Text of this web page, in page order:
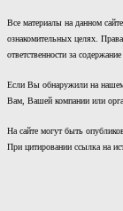
Все материалы на данном
ознакомительных целях.
ответственности за
Если Вы обнаружили на нашем
Вам, Вашей компании или
На сайте могут быть
При цитировании ссылка на